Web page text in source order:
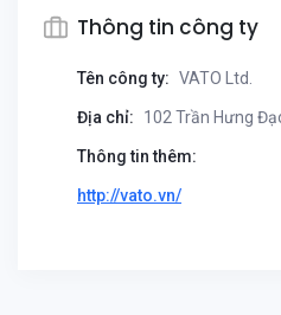
Thông tin công ty
Tên công ty: VATO Ltd.
Địa chỉ: 102 Trần Hưng
Thông tin thêm:
http://vato.vn/